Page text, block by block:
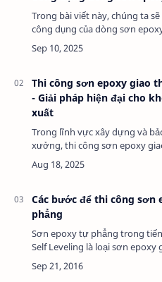
Trong bài viết này, chúng ta
công dụng của dòng sơn
phẩm từ Sơn KLC. Đây là loại
bật với khả năng chống chịu
Thi công sơn epoxy giao
- Giải pháp hiện đại cho
xuất
Trong lĩnh vực xây dựng và
xưởng, thi công sơn epoxy
xưởng đang trở thành một lựa
Sơn epoxy không chỉ mang lại
Các bước để thi công sơn
phẳng
Sơn epoxy tự phẳng trong
Self Leveling là loại sơn epoxy
phần, gồm thành phần sơn và
rắn, không sử dụng dung môi